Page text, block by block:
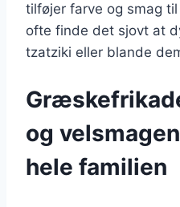
tilføjer farve og smag
ofte finde det sjovt at
tzatziki eller blande
og
hele familien